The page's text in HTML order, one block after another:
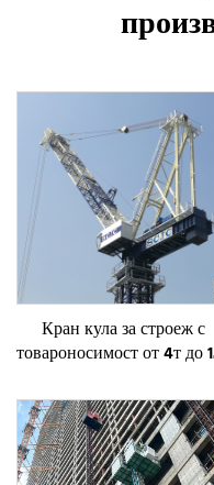
Кран кула за строеж с
товароносимост от 4т до
зъбно колело, мотор,
основни компоненти